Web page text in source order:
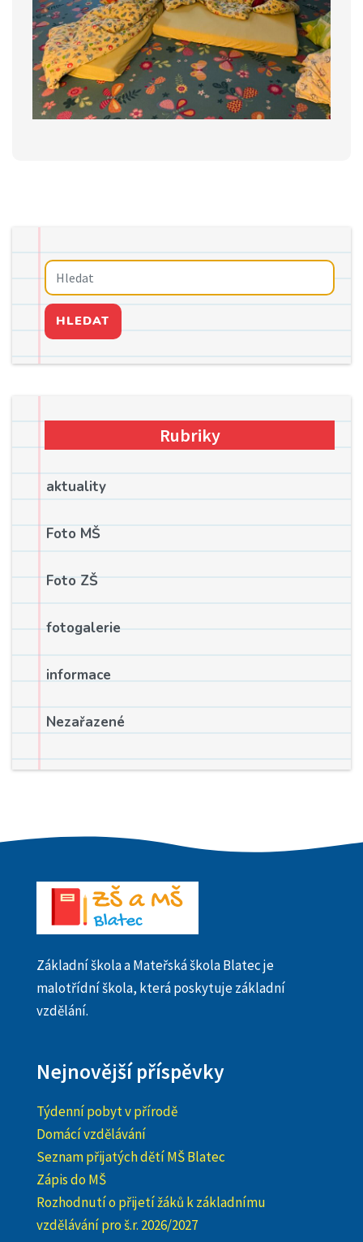
HLEDAT
Rubriky
aktuality
Foto MŠ
Foto ZŠ
fotogalerie
informace
Nezařazené
Základní škola a Mateřská škola Blatec je
malotřídní škola, která poskytuje základní
vzdělání.
Nejnovější příspěvky
Týdenní pobyt v přírodě
Domácí vzdělávání
Seznam přijatých dětí MŠ Blatec
Zápis do MŠ
Rozhodnutí o přijetí žáků k základnímu
vzdělávání pro š.r. 2026/2027